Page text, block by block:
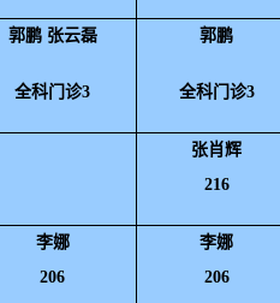
郭鹏 张云磊
全科门诊3
郭鹏
全科门诊3
张肖辉
216
李娜
206
李娜
206